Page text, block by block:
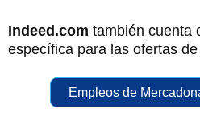
Indeed.com también cuenta
específica para las ofertas
Empleos de